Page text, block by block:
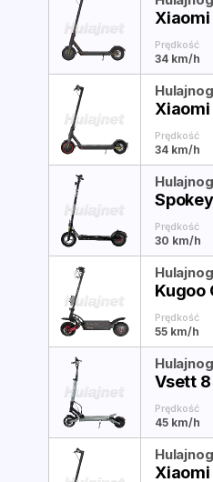
Xiaomi
Prędkość
34 km/h
Xiaomi
Prędkość
34 km/h
Prędkość
30 km/h
Kugoo
Prędkość
55 km/h
Vsett 8
Prędkość
45 km/h
Xiaomi